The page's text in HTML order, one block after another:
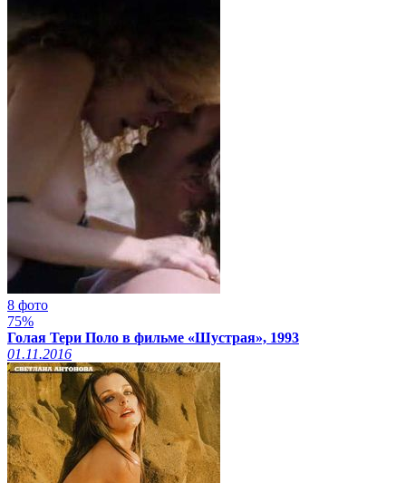
8 фото
75%
Голая Тери Поло в фильме «Шустрая», 1993
01.11.2016